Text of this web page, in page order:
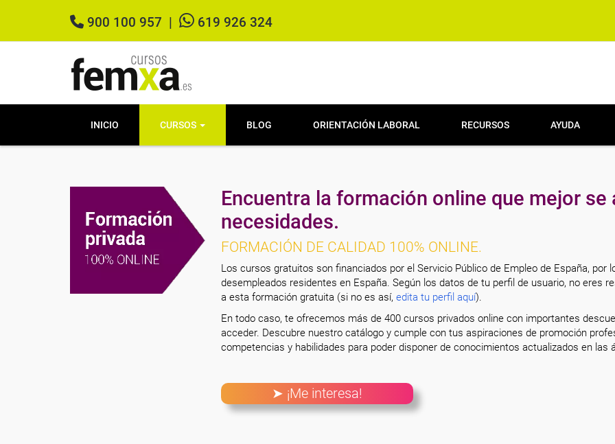
900 100 957 619 926 324
INICIO CURSOS BLOG ORIENTACIÓN LABORAL RECURSOS AYUDA
Encuentra la formación online que mejor se
necesidades.
FORMACIÓN DE CALIDAD 100% ONLINE.
Los cursos gratuitos son financiados por el Servicio Público de Empleo de España, por
desempleados residentes en España. Según los datos de tu perfil de usuario, no eres
a esta formación gratuita (si no es así, edita tu perfil aquí).
En todo caso, te ofrecemos más de 400 cursos privados online con importantes
acceder. Descubre nuestro catálogo y cumple con tus aspiraciones de promoción
competencias y habilidades para poder disponer de conocimientos actualizados en las
➤ ¡Me interesa!